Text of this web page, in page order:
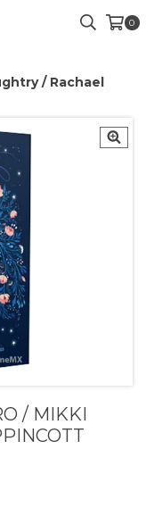
0
/ Rachael
/ MIKKI